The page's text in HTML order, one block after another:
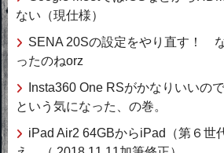
ない（現仕様）
SENA 20Sの設定をやり直す！
ったのねorz
Insta360 One RSがかなりいいの
という気になった、の巻。
iPad Air2 64GBからiPad（第６世